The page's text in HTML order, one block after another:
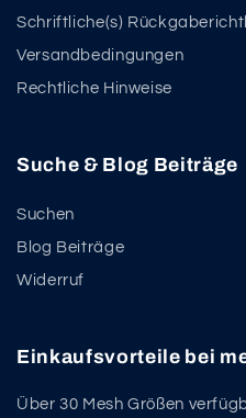
Schriftliche(s)
Versandbedingungen
Rechtliche Hinweise
Suche & Blog Beiträge
Suchen
Blog Beiträge
Widerruf
Einkaufsvorteile bei
Über 30 Mesh Größen